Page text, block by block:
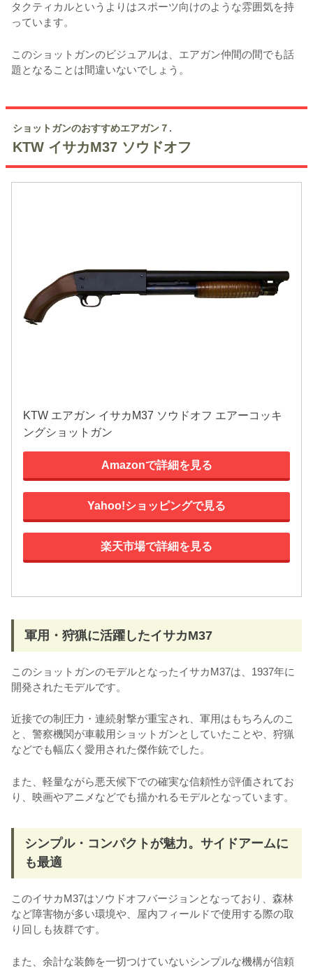
タクティカルというよりはスポーツ向けのような雰囲気を持
っています。
このショットガンのビジュアルは、エアガン仲間の間でも話
題となることは間違いないでしょう。
ショットガンのおすすめエアガン７.
KTW イサカM37 ソウドオフ
KTW エアガン イサカM37 ソウドオフ エアーコッキ
ングショットガン
Amazonで詳細を見る
Yahoo!ショッピングで見る
楽天市場で詳細を見る
軍用・狩猟に活躍したイサカM37
このショットガンのモデルとなったイサカM37は、1937年に
開発されたモデルです。
近接での制圧力・連続射撃が重宝され、軍用はもちろんのこ
と、警察機関が車載用ショットガンとしていたことや、狩猟
などでも幅広く愛用された傑作銃でした。
また、軽量ながら悪天候下での確実な信頼性が評価されてお
り、映画やアニメなどでも描かれるモデルとなっています。
シンプル・コンパクトが魅力。サイドアームに
も最適
このイサカM37はソウドオフバージョンとなっており、森林
など障害物が多い環境や、屋内フィールドで使用する際の取
り回しも抜群です。
また、余計な装飾を一切つけていないシンプルな機構が信頼